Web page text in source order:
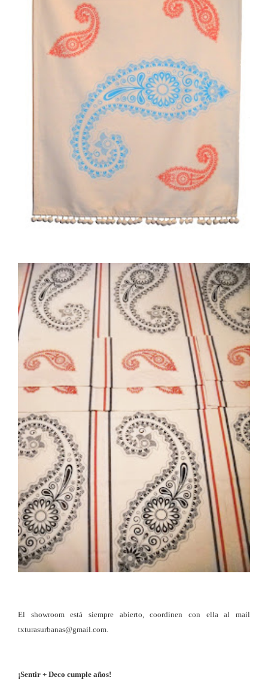
El showroom está siempre abierto, coordinen con ella al mail
txturasurbanas@gmail.com.
¡Sentir + Deco cumple años!